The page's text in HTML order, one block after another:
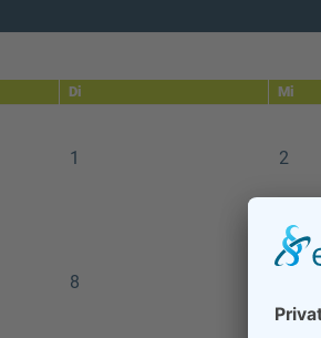
Di Mi
1 2
8